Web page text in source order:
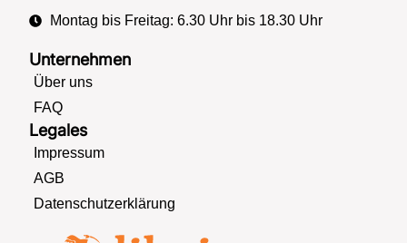
Unternehmen
Über uns
FAQ
Legales
Impressum
AGB
Datenschutzerklärung
Montag bis Freitag: 6.30 Uhr bis 18.30 Uhr